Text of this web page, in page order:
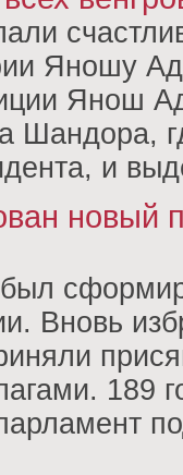
Яношу
Янош
Шандора,
и
новый
Вновь
189